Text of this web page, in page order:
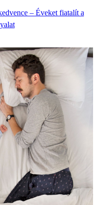
– Éveket fiatalít a